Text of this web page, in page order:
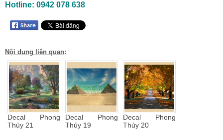
Hotline: 0942 078 638
Nội dung liên quan:
Decal Phong
Thủy 21
Decal Phong
Thủy 19
Decal Phong
Thủy 20